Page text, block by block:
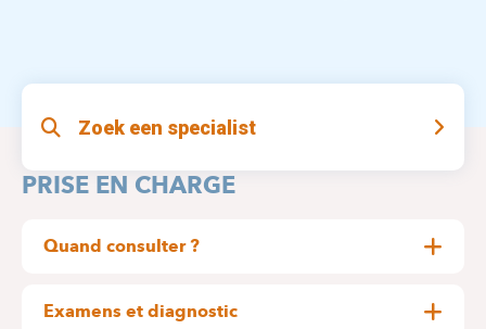
Zoek een specialist
PRISE EN CHARGE
Quand consulter ?
en cas de :
Examens et diagnostic